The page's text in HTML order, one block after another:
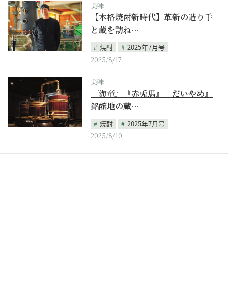
美味
【本格焼酎新時代】革新の造り手
と蔵を訪ね…
焼酎
2025年7月号
2025/8/17
美味
『海童』『赤兎馬』『だいやめ』
銘醸地の蔵…
焼酎
2025年7月号
2025/8/10